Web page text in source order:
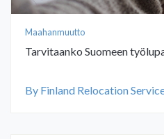
Maahanmuutto
Tarvitaanko Suomeen
By Finland Relocation